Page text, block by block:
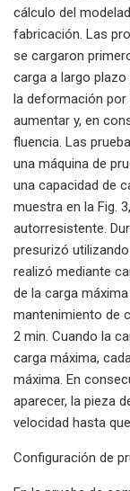
cálculo del
fabricación. Las
se cargaron
carga a largo
la deformación por
aumentar y, en
fluencia. Las
una máquina de
una capacidad de
muestra en la Fig.
autorresistente.
presurizó
realizó mediante
de la carga
mantenimiento de
2 min. Cuando la
carga máxima,
máxima. En
aparecer, la pieza
velocidad hasta
Configuración de